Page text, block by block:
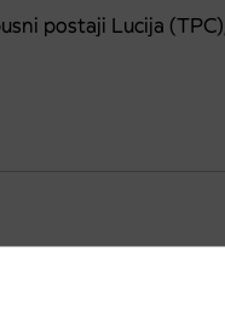
postaji Lucija
dei trasporti